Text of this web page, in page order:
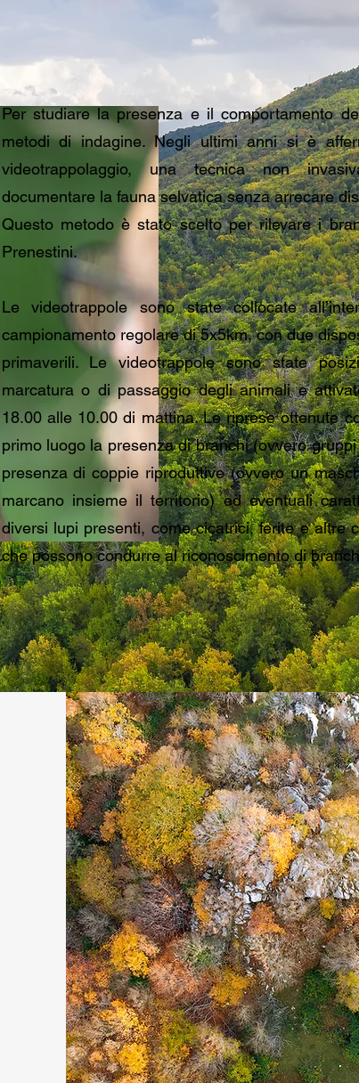
Per studiare la presenza e il comportamento
metodi di indagine. Negli ultimi anni si è
videotrappolaggio, una tecnica non
documentare la fauna selvatica senza arrecare
Questo metodo è stato scelto per rilevare i
Prenestini.
Le videotrappole sono state collocate
campionamento regolare di 5x5km, con due
primaverili. Le videotrappole sono state
marcatura o di passaggio degli animali e
18.00 alle 10.00 di mattina. Le riprese ottenute
primo luogo la presenza di branchi (ovvero
presenza di coppie riproduttive (ovvero un
marcano insieme il territorio) ed eventuali
diversi lupi presenti, come cicatrici, ferite e altre
che possono condurre al riconoscimento di